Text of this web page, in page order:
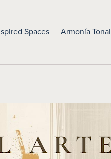
Spaces Armonía Tonal